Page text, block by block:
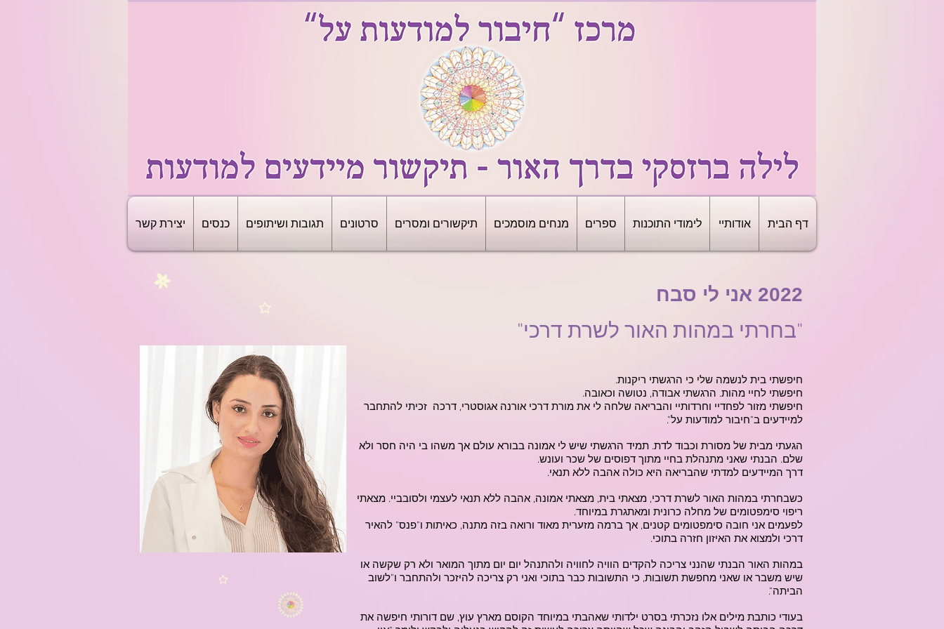
דף הבית אודותיי לימודי התוכנות ספרים מנחים מוסמכים תיקשורים ומסרים סרטונים תגובות ושיתופים כנסים יצירת קשר
2022 אני לי סבח
"בחרתי במהות האור לשרת דרכי"
חיפשתי בית לנשמה שלי כי הרגשתי ריקנות.
חיפשתי לחיי מהות. הרגשתי אבודה, נטושה וכאובה.
חיפשתי מזור לפחדיי וחרדותיי והבריאה שלחה לי את מורת דרכי אורנה אגוסטרי, דרכה זכיתי להתחבר
למיידעים ב"חיבור למודעות על".
הגעתי מבית של מסורת וכבוד לדת. תמיד הרגשתי שיש לי אמונה בבורא עולם אך משהו בי היה חסר ולא
שלם. הבנתי שאני מתנהלת בחיי מתוך דפוסים של שכר ועונש.
דרך המיידעים למדתי שהבריאה היא כולה אהבה ללא תנאי.
כשבחרתי במהות האור לשרת דרכי, מצאתי בית, מצאתי אמונה, אהבה ללא תנאי לעצמי ולסובביי. מצאתי
ריפוי סימפטומים של מחלה כרונית ומאתגרת במיוחד.
לפעמים אני חובה סימפטומים קטנים, אך ברמה מזערית מאוד ורואה בזה מתנה, כאיתות ו"פנס" להאיר
דרכי ולמצוא את האיזון חזרה בתוכי.
במהות האור הבנתי שהנני צריכה להקדים הוויה לחוויה ולהתנהל יום יום מתוך המואר ולא רק שקשה או
שיש משבר או שאני מחפשת תשובות, כי התשובות כבר בתוכי ואני רק צריכה להיזכר ולהתחבר ו"לשוב
הביתה".
בעודי כותבת מילים אלו נזכרתי בסרט ילדותי שאהבתי במיוחד הקוסם מארץ עוץ, שם דורותי חיפשה את